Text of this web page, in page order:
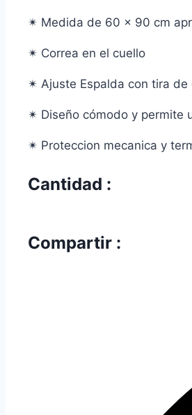
✴ Medida de 60 x 90 cm
✴ Correa en el cuello
✴ Ajuste Espalda con tira de
✴ Diseño cómodo y permite
✴ Proteccion mecanica y
Cantidad :
Compartir :